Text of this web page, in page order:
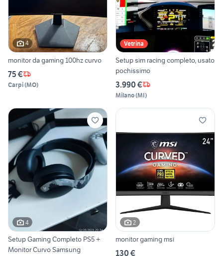
4
monitor da gaming 100hz curvo
75 €
Carpi(MO)
Vetrina
Setup sim racing completo, usato
pochissimo
3.990 €
Milano(MI)
4
Setup Gaming Completo PS5 +
Monitor Curvo Samsung
2
monitor gaming msi
130 €